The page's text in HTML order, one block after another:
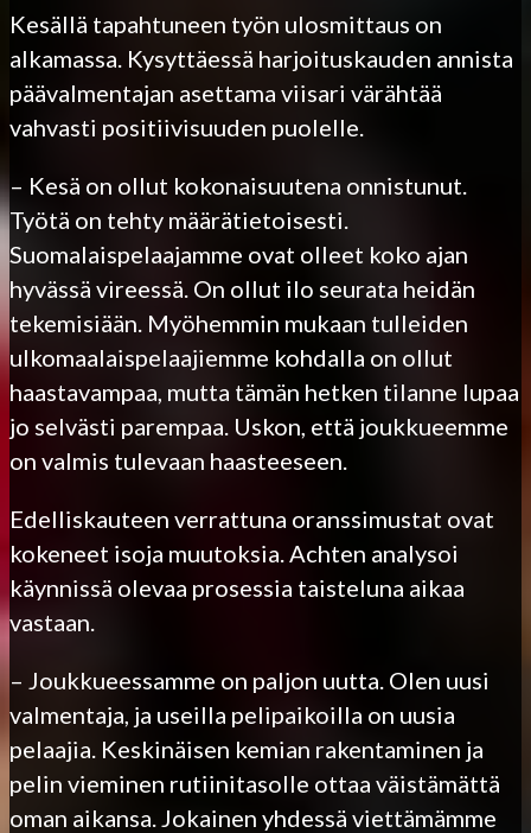
Kesällä tapahtuneen työn ulosmittaus on
alkamassa. Kysyttäessä harjoituskauden annista
päävalmentajan asettama viisari värähtää
vahvasti positiivisuuden puolelle.
– Kesä on ollut kokonaisuutena onnistunut.
Työtä on tehty määrätietoisesti.
Suomalaispelaajamme ovat olleet koko ajan
hyvässä vireessä. On ollut ilo seurata heidän
tekemisiään. Myöhemmin mukaan tulleiden
ulkomaalaispelaajiemme kohdalla on ollut
haastavampaa, mutta tämän hetken tilanne lupaa
jo selvästi parempaa. Uskon, että joukkueemme
on valmis tulevaan haasteeseen.
Edelliskauteen verrattuna oranssimustat ovat
kokeneet isoja muutoksia. Achten analysoi
käynnissä olevaa prosessia taisteluna aikaa
vastaan.
– Joukkueessamme on paljon uutta. Olen uusi
valmentaja, ja useilla pelipaikoilla on uusia
pelaajia. Keskinäisen kemian rakentaminen ja
pelin vieminen rutiinitasolle ottaa väistämättä
oman aikansa. Jokainen yhdessä viettämämme